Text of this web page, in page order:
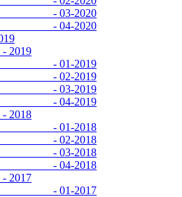
03-2020
04-2020
01-2019
02-2019
03-2019
04-2019
01-2018
02-2018
03-2018
04-2018
01-2017